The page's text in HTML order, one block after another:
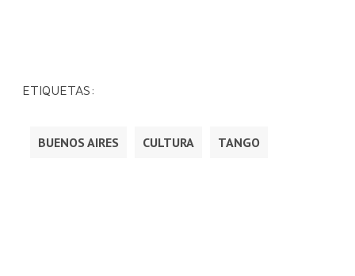
ETIQUETAS:
BUENOS AIRES CULTURA TANGO